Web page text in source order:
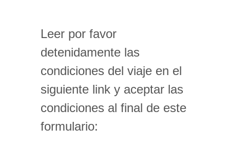
Leer por favor
detenidamente las
condiciones del viaje en el
siguiente link y aceptar las
condiciones al final de este
formulario: